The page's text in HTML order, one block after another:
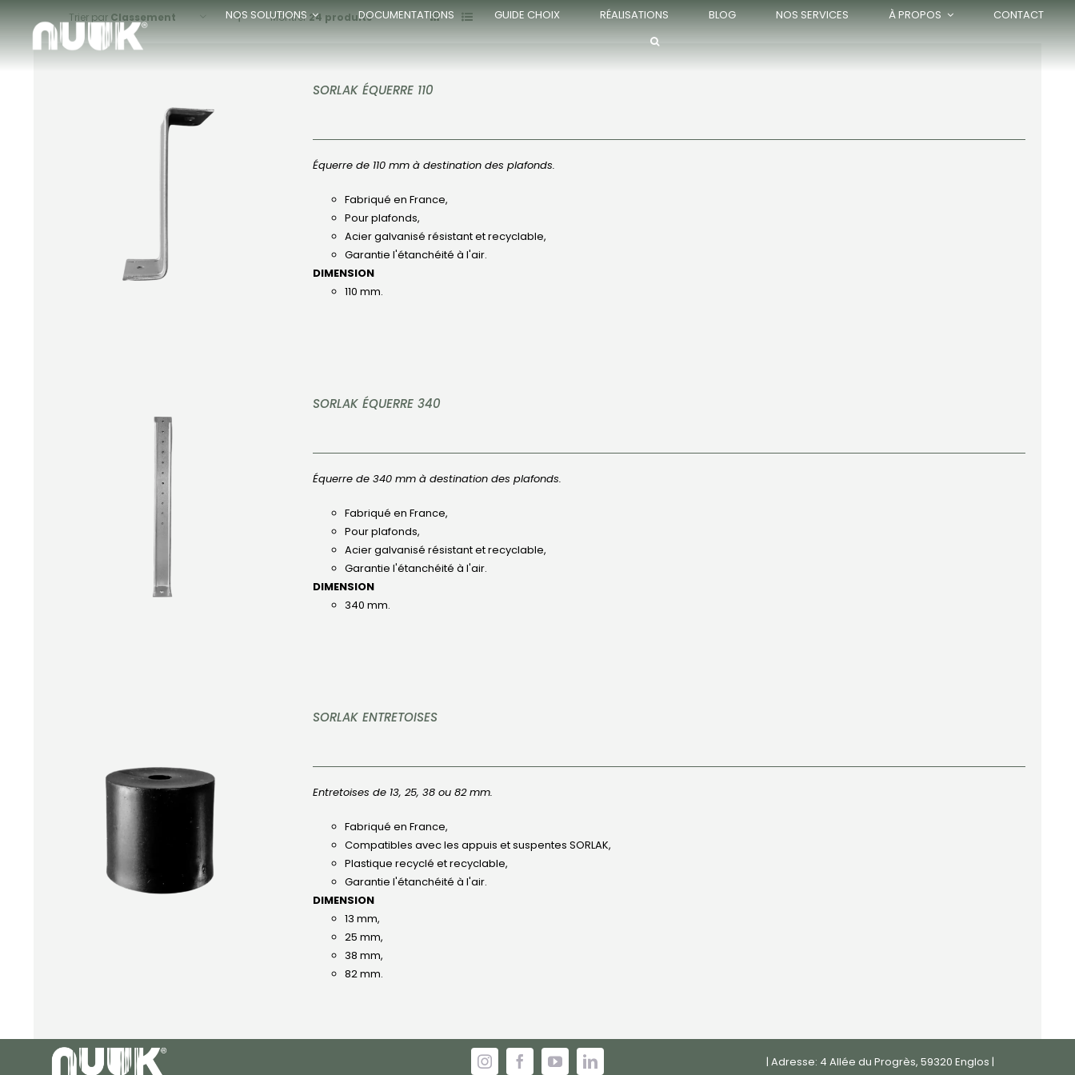
NOS SOLUTIONS DOCUMENTATIONS GUIDE CHOIX RÉALISATIONS BLOG NOS SERVICES À PROPOS CONTACT
Trier par Classement Montrer 24 produits
SORLAK ÉQUERRE 110
Équerre de 110 mm à destination des plafonds.
Fabriqué en France,
Pour plafonds,
Acier galvanisé résistant et recyclable,
Garantie l'étanchéité à l'air.
DIMENSION
110 mm.
APERÇU
SORLAK ÉQUERRE 340
Équerre de 340 mm à destination des plafonds.
Fabriqué en France,
Pour plafonds,
Acier galvanisé résistant et recyclable,
Garantie l'étanchéité à l'air.
DIMENSION
340 mm.
SORLAK ENTRETOISES
Entretoises de 13, 25, 38 ou 82 mm.
Fabriqué en France,
Compatibles avec les appuis et suspentes SORLAK,
Plastique recyclé et recyclable,
Garantie l'étanchéité à l'air.
DIMENSION
13 mm,
25 mm,
38 mm,
82 mm.
| Adresse: 4 Allée du Progrès, 59320 Englos |